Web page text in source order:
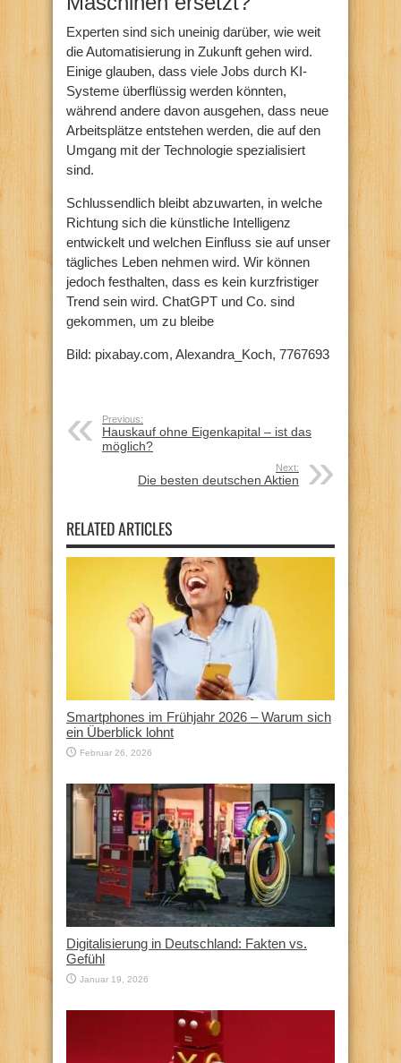
Experten sind sich uneinig darüber, wie weit
die Automatisierung in Zukunft gehen wird.
Einige glauben, dass viele Jobs durch KI-
Systeme überflüssig werden könnten,
während andere davon ausgehen, dass neue
Arbeitsplätze entstehen werden, die auf den
Umgang mit der Technologie spezialisiert
sind.
Schlussendlich bleibt abzuwarten, in welche
Richtung sich die künstliche Intelligenz
entwickelt und welchen Einfluss sie auf unser
tägliches Leben nehmen wird. Wir können
jedoch festhalten, dass es kein kurzfristiger
Trend sein wird. ChatGPT und Co. sind
gekommen, um zu bleibe
Bild: pixabay.com, Alexandra_Koch, 7767693
Previous:
Hauskauf ohne Eigenkapital – ist das
möglich?
Next:
Die besten deutschen Aktien
RELATED ARTICLES
Smartphones im Frühjahr 2026 – Warum sich
ein Überblick lohnt
Februar 26, 2026
Digitalisierung in Deutschland: Fakten vs.
Gefühl
Januar 19, 2026